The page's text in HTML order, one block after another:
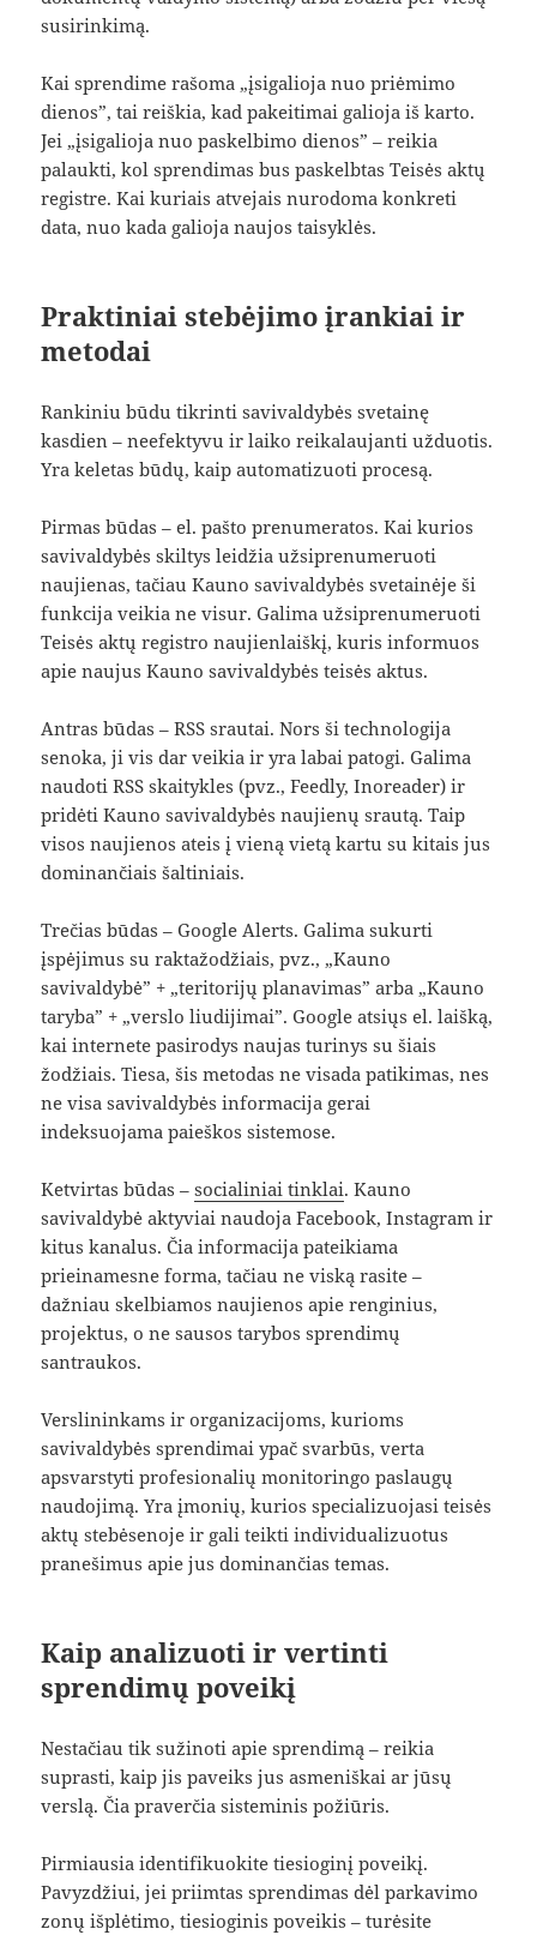
susirinkimą.
Kai sprendime rašoma „įsigalioja nuo priėmimo
dienos”, tai reiškia, kad pakeitimai galioja iš karto.
Jei „įsigalioja nuo paskelbimo dienos” – reikia
palaukti, kol sprendimas bus paskelbtas Teisės aktų
registre. Kai kuriais atvejais nurodoma konkreti
data, nuo kada galioja naujos taisyklės.
Praktiniai stebėjimo įrankiai ir
metodai
Rankiniu būdu tikrinti savivaldybės svetainę
kasdien – neefektyvu ir laiko reikalaujanti užduotis.
Yra keletas būdų, kaip automatizuoti procesą.
Pirmas būdas – el. pašto prenumeratos. Kai kurios
savivaldybės skiltys leidžia užsiprenumeruoti
naujienas, tačiau Kauno savivaldybės svetainėje ši
funkcija veikia ne visur. Galima užsiprenumeruoti
Teisės aktų registro naujienlaiškį, kuris informuos
apie naujus Kauno savivaldybės teisės aktus.
Antras būdas – RSS srautai. Nors ši technologija
senoka, ji vis dar veikia ir yra labai patogi. Galima
naudoti RSS skaitykles (pvz., Feedly, Inoreader) ir
pridėti Kauno savivaldybės naujienų srautą. Taip
visos naujienos ateis į vieną vietą kartu su kitais jus
dominančiais šaltiniais.
Trečias būdas – Google Alerts. Galima sukurti
įspėjimus su raktažodžiais, pvz., „Kauno
savivaldybė” + „teritorijų planavimas” arba „Kauno
taryba” + „verslo liudijimai”. Google atsiųs el. laišką,
kai internete pasirodys naujas turinys su šiais
žodžiais. Tiesa, šis metodas ne visada patikimas, nes
ne visa savivaldybės informacija gerai
indeksuojama paieškos sistemose.
Ketvirtas būdas –socialiniai tinklai. Kauno
savivaldybė aktyviai naudoja Facebook, Instagram ir
kitus kanalus. Čia informacija pateikiama
prieinamesne forma, tačiau ne viską rasite –
dažniau skelbiamos naujienos apie renginius,
projektus, o ne sausos tarybos sprendimų
santraukos.
Verslininkams ir organizacijoms, kurioms
savivaldybės sprendimai ypač svarbūs, verta
apsvarstyti profesionalių monitoringo paslaugų
naudojimą. Yra įmonių, kurios specializuojasi teisės
aktų stebėsenoje ir gali teikti individualizuotus
pranešimus apie jus dominančias temas.
Kaip analizuoti ir vertinti
sprendimų poveikį
Nestačiau tik sužinoti apie sprendimą – reikia
suprasti, kaip jis paveiks jus asmeniškai ar jūsų
verslą. Čia praverčia sisteminis požiūris.
Pirmiausia identifikuokite tiesioginį poveikį.
Pavyzdžiui, jei priimtas sprendimas dėl parkavimo
zonų išplėtimo, tiesioginis poveikis – turėsite